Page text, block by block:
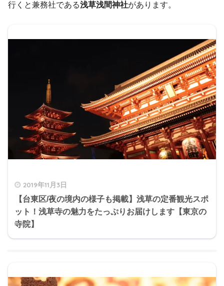
行くと兼務社である浅草浅間神社があります。
2019年11月3日
【台東区/夜の境内の様子も掲載】浅草の定番観光スポ
ット！浅草寺の魅力をたっぷりお届けします【東京の
寺院】